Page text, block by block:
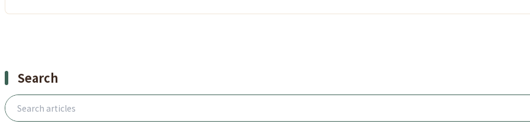
Search
Search articles